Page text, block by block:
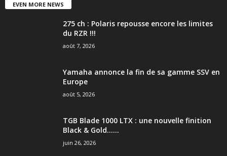
EVEN MORE NEWS
275 ch : Polaris repousse encore les limites
du RZR !!!
août 7, 2026
Yamaha annonce la fin de sa gamme SSV en
Europe
août 5, 2026
TGB Blade 1000 LTX : une nouvelle finition
Black & Gold…...
juin 26, 2026